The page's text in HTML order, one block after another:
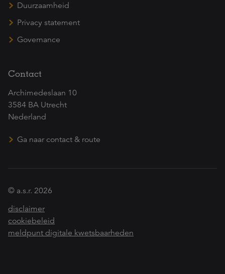
Duurzaamheid
Privacy statement
Governance
Contact
Archimedeslaan 10
3584 BA Utrecht
Nederland
Ga naar contact & route
© a.s.r. 2026
disclaimer
cookiebeleid
meldpunt digitale kwetsbaarheden